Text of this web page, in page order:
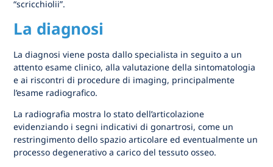
“scricchiolii”.
La diagnosi
La diagnosi viene posta dallo specialista in seguito a un
attento esame clinico, alla valutazione della sintomatologia
e ai riscontri di procedure di imaging, principalmente
l’esame radiografico.
La radiografia mostra lo stato dell’articolazione
evidenziando i segni indicativi di gonartrosi, come un
restringimento dello spazio articolare ed eventualmente un
processo degenerativo a carico del tessuto osseo.